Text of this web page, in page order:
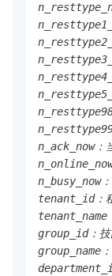
n_ack_now：
n_busy_now
tenant_id：
tenant_name
group_id：
group_name